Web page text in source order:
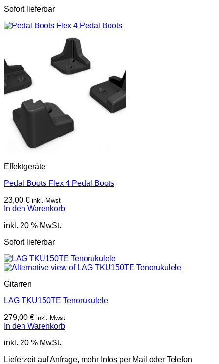
Sofort lieferbar
Effektgeräte
Pedal Boots Flex 4 Pedal Boots
23,00 € inkl. Mwst
In den Warenkorb
inkl. 20 % MwSt.
Sofort lieferbar
Gitarren
LAG TKU150TE Tenorukulele
279,00 € inkl. Mwst
In den Warenkorb
inkl. 20 % MwSt.
Lieferzeit auf Anfrage, mehr Infos per Mail oder Telefon